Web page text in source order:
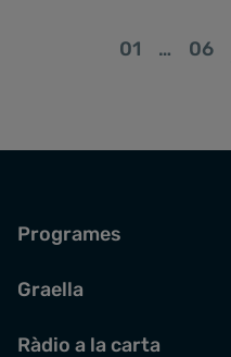
01 … 06
Programes
Graella
Ràdio a la carta